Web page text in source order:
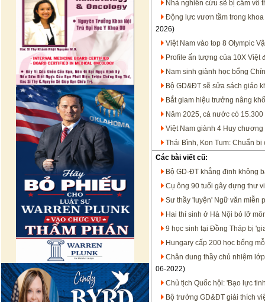
Nhà nghiên cứu sẽ bị cấm vô
Động lực vươn tầm trong
2026)
Việt Nam vào top 8 Olympic
Profile ấn tượng của 10X Việt
Nam sinh giành học bổng
Bộ GD&ĐT sẽ sửa sách giáo
Bắt giam hiệu trưởng nâng
Năm 2025, cả nước có
Việt Nam giành 4 Huy
Thái Bình, Kon Tum: Chuẩn
Các bài viết cũ:
Bộ GD-ĐT khẳng định không
Cụ ông 90 tuổi gây dựng thư
Sư thầy 'luyện' Ngữ văn miễn
Hai thí sinh ở Hà Nội bỏ lỡ
9 học sinh tại Đồng Tháp bị
Hungary cấp 200 học bổng
Chân dung thầy chủ nhiệm
06-2022)
Chủ tịch Quốc hội: 'Bạo lực
Bộ trưởng GD&ĐT giải thích